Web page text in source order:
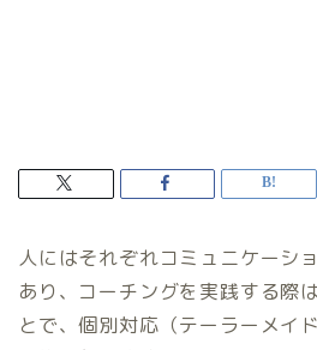
人にはそれぞれコミュニケーシ
あり、コーチングを実践する際
とで、個別対応（テーラーメイ